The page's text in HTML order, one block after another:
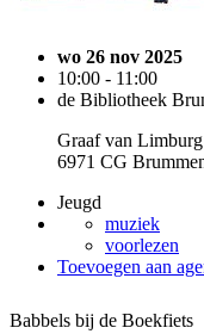
wo 26 nov 2025
10:00 - 11:00
de Bibliotheek
Graaf van
6971 CG
Jeugd
muziek
voorlezen
Toevoegen aan
Babbels bij de Boekfiets